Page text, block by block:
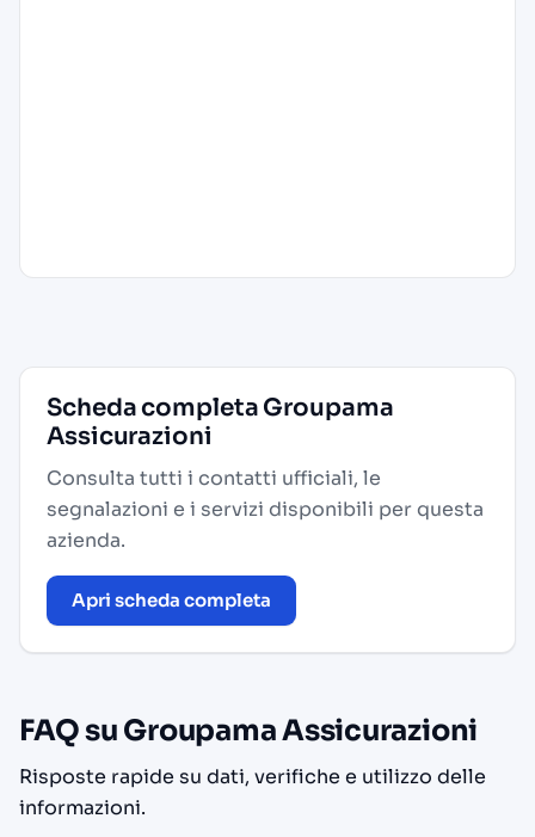
Scheda completa Groupama
Assicurazioni
Consulta tutti i contatti ufficiali, le
segnalazioni e i servizi disponibili per questa
azienda.
Apri scheda completa
FAQ su Groupama Assicurazioni
Risposte rapide su dati, verifiche e utilizzo delle
informazioni.